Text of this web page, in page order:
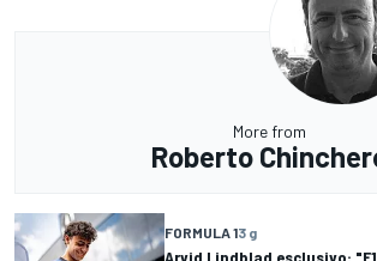
More from
Roberto
FORMULA 13 g
Arvid Lindblad esclusivo: